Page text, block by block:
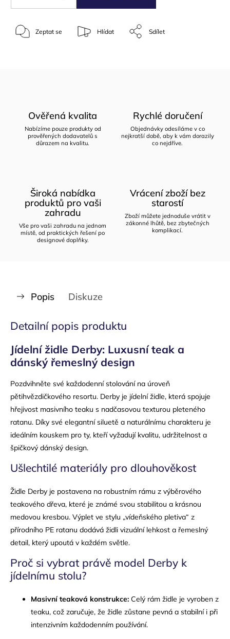
Zeptat se Hlídat Sdílet
Ověřená kvalita
Nabízíme pouze produkty od
prověřených dodavatelů s
důrazem na kvalitu.
Rychlé doručení
Objednávky odesíláme v co
nejkratší době, aby k vám dorazily
co nejdříve.
Široká nabídka
produktů pro vaši
zahradu
Vše pro vaši zahradu na jednom
místě, od praktických řešení po
designové doplňky.
Vrácení zboží bez
starostí
Zboží můžete jednoduše vrátit v
zákonné lhůtě, bez zbytečných
komplikací.
Popis Diskuze
Detailní popis produktu
Jídelní židle Derby: Luxusní teak a
dánský řemeslný design
Pozdvihněte své každodenní stolování na úroveň
pětihvězdičkového resortu. Derby je jídelní židle, která spojuje
hřejivost masivního teaku s nadčasovou texturou pleteného
ratanu. Díky své elegantní siluetě a naturálnímu charakteru je
ideálním kouskem pro ty, kteří vyžadují kvalitu, udržitelnost a
špičkový dánský design.
Ušlechtilé materiály pro dlouhověkost
Židle Derby je postavena na robustním rámu z výběrového
teakového dřeva, které je známé svou stabilitou a krásnou
medovou kresbou. Výplet ve stylu „vídeňského pletiva“ z
přírodního PE ratanu dodává židli vizuální lehkost a řemeslný
detail, který upoutá v každém světle.
Proč si vybrat právě model Derby k
jídelnímu stolu?
Masivní teaková konstrukce: Celý rám židle je vyroben z
teaku, což zaručuje, že židle zůstane pevná a stabilní i při
intenzivním každodenním používání.